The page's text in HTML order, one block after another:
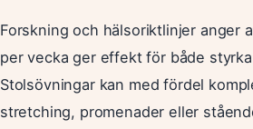
Forskning och hälsoriktlinjer anger
per vecka ger effekt för både
Stolsövningar kan med fördel
stretching, promenader eller